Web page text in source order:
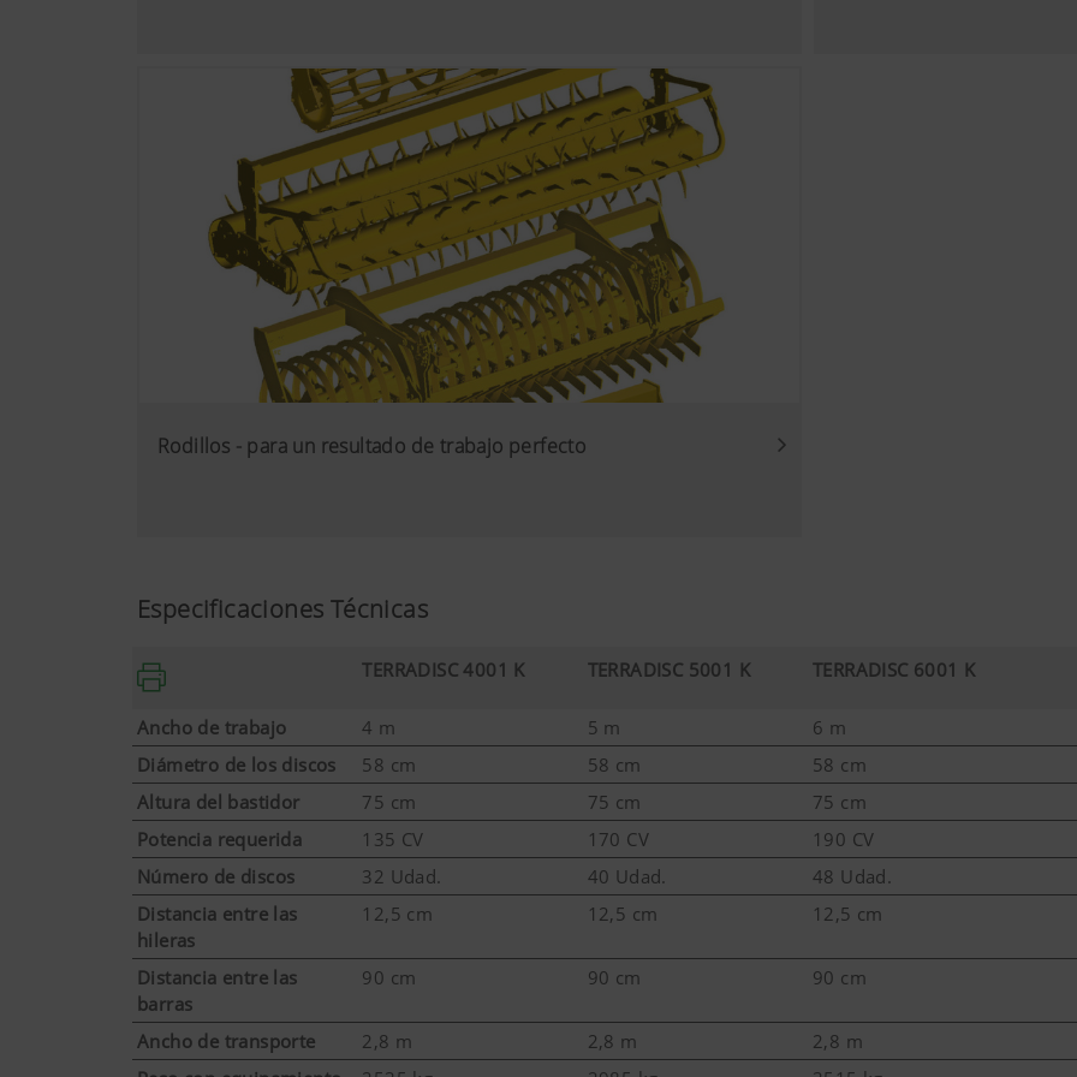
Más info
Análisis y estadísticas
Queremos mejorar constantemente la facilidad de uso y el rendimiento de nuestro sitio
tecnologías de análisis (también cookies), que midan y evalúen de forma anónima qué
Más info
Rodillos - para un resultado de trabajo perfecto
Especificaciones Técnicas
TERRADISC 4001 K TERRADISC 5001 K TERRADISC 6001 K
Ancho de trabajo 4 m 5 m
6 m
Diámetro de los discos
58 cm 58 cm
58 cm
Altura del bastidor
75 cm 75 cm
75 cm
Potencia requerida
135 CV 170 CV
190 CV
Número de discos
32 Udad. 40 Udad.
48 Udad.
Distancia entre las
hileras
12,5 cm 12,5 cm 12,5 cm
Distancia entre las
barras
90 cm 90 cm 90 cm
Ancho de transporte 2,8 m 2,8 m
2,8 m